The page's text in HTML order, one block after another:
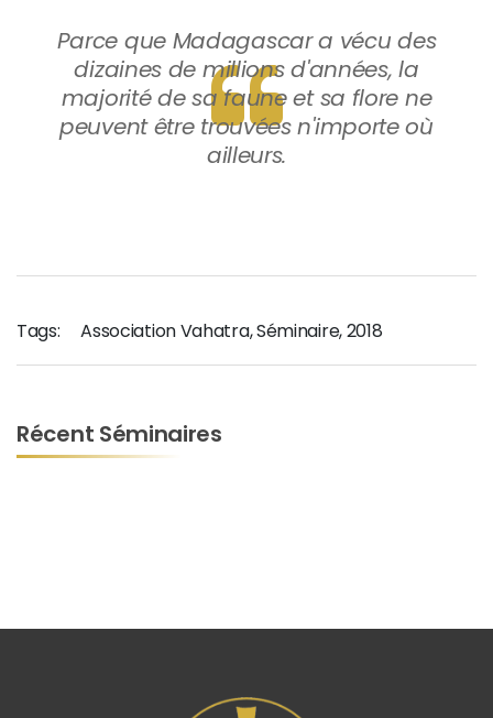
Parce que Madagascar a vécu des
dizaines de millions d'années, la
majorité de sa faune et sa flore ne
peuvent être trouvées n'importe où
ailleurs.
Tags: Association Vahatra,Séminaire,2018
Récent Séminaires